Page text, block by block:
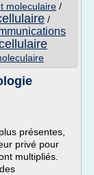
moleculaire /
/
présentes,
privé pour
multipliés.